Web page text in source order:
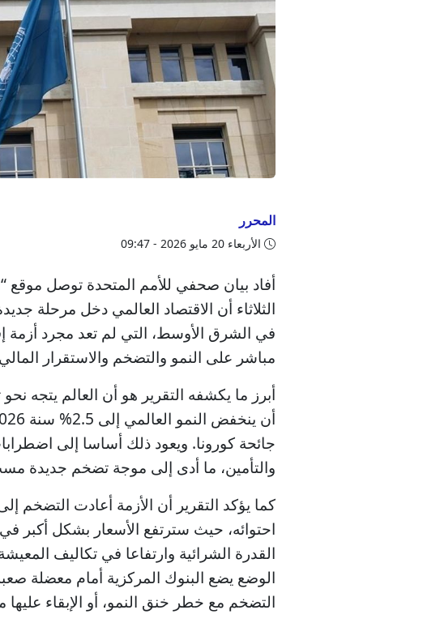
المحرر
الأربعاء 20 مايو 2026 - 09:47
أفاد بيان صحفي للأمم المتحدة توصل
الثلاثاء أن الاقتصاد العالمي دخل مرحلة
في الشرق الأوسط، التي لم تعد مجرد
مباشر على النمو والتضخم والاستقرار
أبرز ما يكشفه التقرير هو أن العالم يتجه
جائحة كورونا. ويعود ذلك أساسا إلى
والتأمين، ما أدى إلى موجة تضخم جديدة
كما يؤكد التقرير أن الأزمة أعادت التضخم
احتوائه، حيث سترتفع الأسعار بشكل أكبر في
القدرة الشرائية وارتفاعا في تكاليف
الوضع يضع البنوك المركزية أمام معضلة
التضخم مع خطر خنق النمو، أو الإبقاء